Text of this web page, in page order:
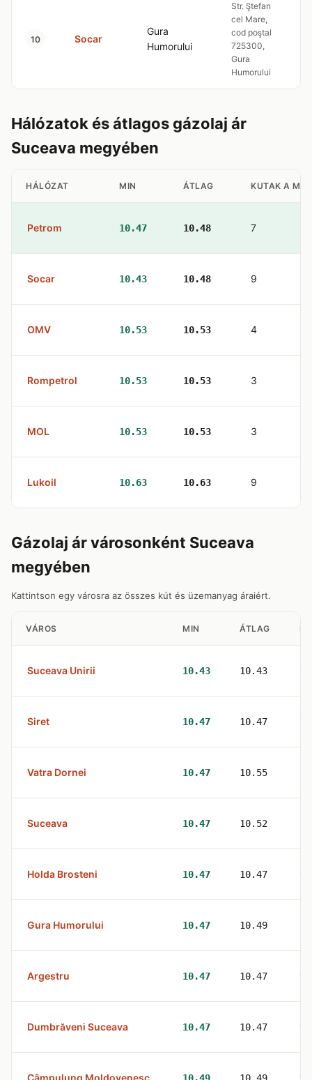
10 Socar
Gura
Humorului
Str. Ştefan
cel Mare,
cod poştal
725300,
Gura
Humorului
Hálózatok és átlagos gázolaj ár
Suceava megyében
HÁLÓZAT MIN ÁTLAG KUTAK A
Petrom 10.47 10.48 7
Socar 10.43 10.48 9
OMV 10.53 10.53 4
Rompetrol 10.53 10.53 3
MOL 10.53 10.53 3
Lukoil 10.63 10.63 9
Gázolaj ár városonként Suceava
megyében
Kattintson egy városra az összes kút és üzemanyag áraiért.
VÁROS MIN ÁTLAG
Suceava Unirii 10.43 10.43 1
Siret 10.47 10.47 1
Vatra Dornei 10.47 10.55
Suceava 10.47 10.52
Holda Brosteni 10.47 10.47 1
Gura Humorului 10.47 10.49
Argestru 10.47 10.47 1
Dumbrăveni Suceava 10.47 10.47 1
Câmpulung Moldovenesc 1